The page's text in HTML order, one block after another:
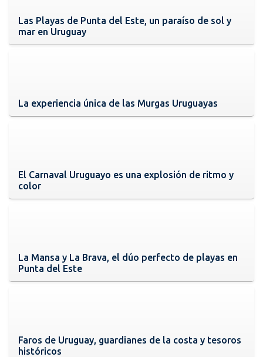
Las Playas de Punta del Este, un paraíso de sol y
mar en Uruguay
La experiencia única de las Murgas Uruguayas
El Carnaval Uruguayo es una explosión de ritmo y
color
La Mansa y La Brava, el dúo perfecto de playas en
Punta del Este
Faros de Uruguay, guardianes de la costa y tesoros
históricos